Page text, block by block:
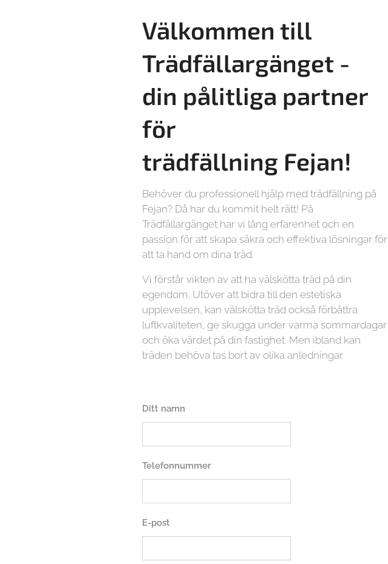
Välkommen till
Trädfällargänget -
din pålitliga partner
för
trädfällning Fejan!
Behöver du professionell hjälp med trädfällning på
Fejan? Då har du kommit helt rätt! På
Trädfällargänget har vi lång erfarenhet och en
passion för att skapa säkra och effektiva lösningar för
att ta hand om dina träd.
Vi förstår vikten av att ha välskötta träd på din
egendom. Utöver att bidra till den estetiska
upplevelsen, kan välskötta träd också förbättra
luftkvaliteten, ge skugga under varma sommardagar
och öka värdet på din fastighet. Men ibland kan
träden behöva tas bort av olika anledningar.
Ditt namn
Telefonnummer
E-post